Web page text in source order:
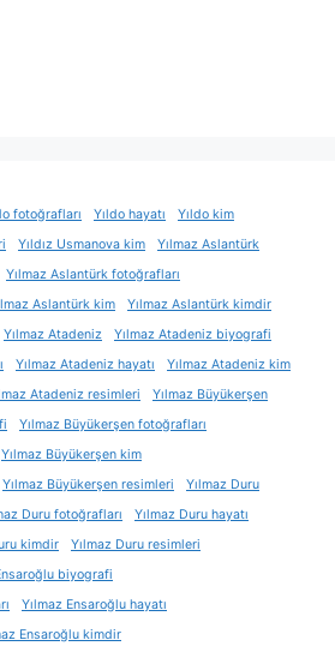
fotoğrafları Yıldo hayatı
Yıldo kim
Yıldız Usmanova kim
Yılmaz Aslantürk
Yılmaz Aslantürk fotoğrafları
Aslantürk kim
Yılmaz Aslantürk kimdir
Yılmaz Atadeniz
Yılmaz Atadeniz biyografi
Yılmaz Atadeniz hayatı
Yılmaz Atadeniz kim
Atadeniz resimleri
Yılmaz Büyükerşen
Yılmaz Büyükerşen fotoğrafları
Yılmaz Büyükerşen kim
Yılmaz Büyükerşen resimleri
Yılmaz Duru
Duru fotoğrafları
Yılmaz Duru hayatı
kimdir
Yılmaz Duru resimleri
biyografi
Yılmaz Ensaroğlu hayatı
Ensaroğlu kimdir